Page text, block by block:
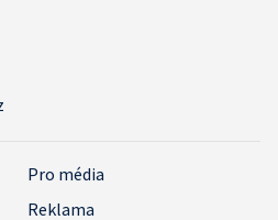
Pro média
Reklama